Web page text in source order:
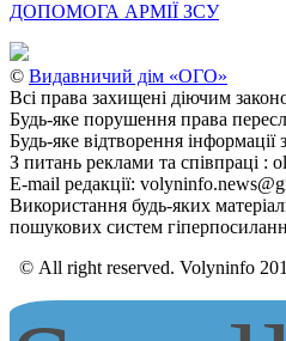
ДОПОМОГА АРМІЇ ЗСУ
© Видавничий дім «ОГО»
Всі права захищені діючим
Будь-яке порушення права
Будь-яке відтворення
З питань реклами та співпраці :
E-mail редакції:
Використання будь-яких
пошукових систем
© All right reserved. Volyninfo